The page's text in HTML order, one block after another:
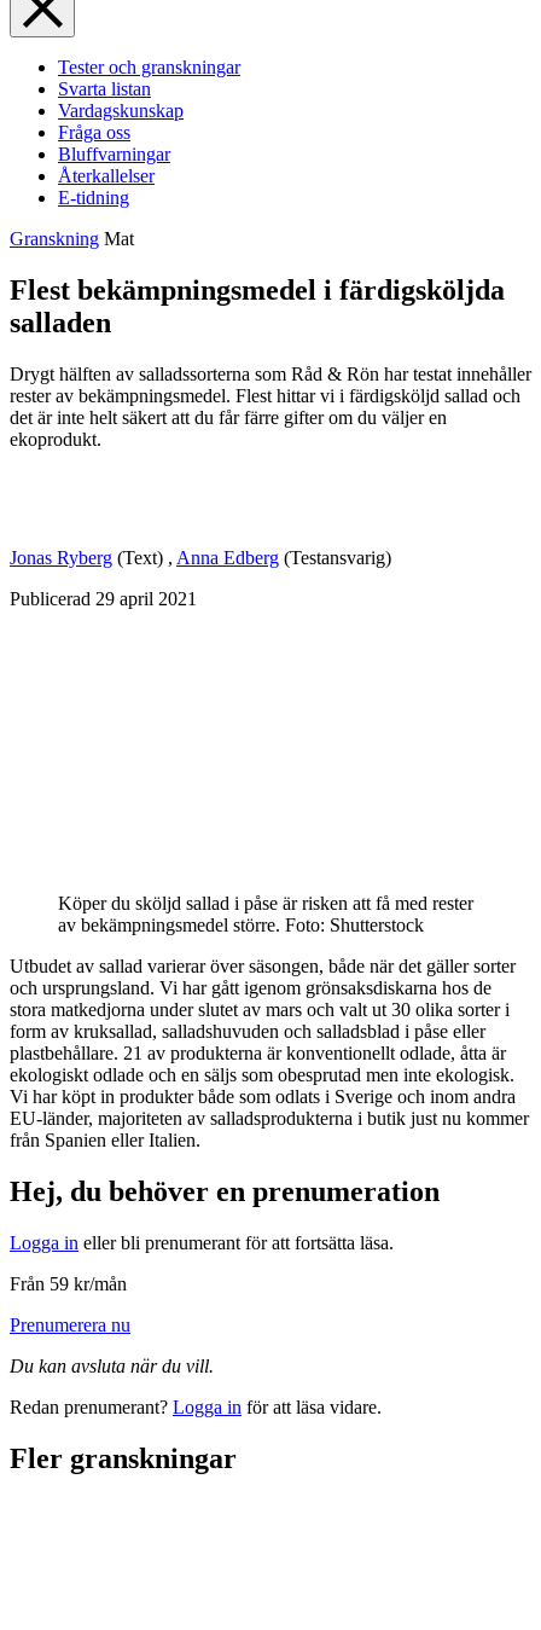
Tester och granskningar
Svarta listan
Vardagskunskap
Fråga oss
Bluffvarningar
Återkallelser
E-tidning
Granskning Mat
Flest bekämpningsmedel i färdigsköljda
salladen
Drygt hälften av salladssorterna som Råd & Rön har testat innehåller
rester av bekämpningsmedel. Flest hittar vi i färdigsköljd sallad och
det är inte helt säkert att du får färre gifter om du väljer en
ekoprodukt.
Jonas Ryberg (Text) , Anna Edberg (Testansvarig)
Publicerad 29 april 2021
Köper du sköljd sallad i påse är risken att få med rester
av bekämpningsmedel större. Foto: Shutterstock
Utbudet av sallad varierar över säsongen, både när det gäller sorter
och ursprungsland. Vi har gått igenom grönsaksdiskarna hos de
stora matkedjorna under slutet av mars och valt ut 30 olika sorter i
form av kruksallad, salladshuvuden och salladsblad i påse eller
plastbehållare. 21 av produkterna är konventionellt odlade, åtta är
ekologiskt odlade och en säljs som obesprutad men inte ekologisk.
Vi har köpt in produkter både som odlats i Sverige och inom andra
EU-länder, majoriteten av salladsprodukterna i butik just nu kommer
från Spanien eller Italien.
Hej, du behöver en prenumeration
Logga in eller bli prenumerant för att fortsätta läsa.
Från 59 kr/mån
Prenumerera nu
Du kan avsluta när du vill.
Redan prenumerant? Logga in för att läsa vidare.
Fler granskningar